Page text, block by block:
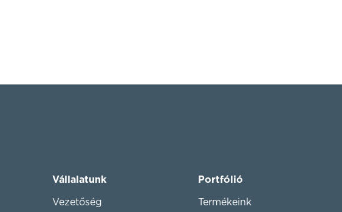
Vállalatunk
Vezetőség
Portfólió
Termékeink